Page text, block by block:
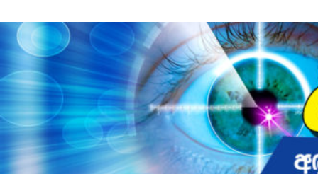
to
contentvinivida.lk